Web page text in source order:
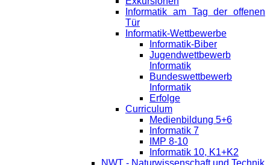
Informatik am Tag der offenen
Tür
Informatik-Wettbewerbe
Informatik-Biber
Jugendwettbewerb
Informatik
Bundeswettbewerb
Informatik
Erfolge
Curriculum
Medienbildung 5+6
Informatik 7
IMP 8-10
Informatik 10, K1+K2
NWT - Naturwissenschaft und Technik